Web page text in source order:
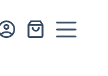
Koszyk